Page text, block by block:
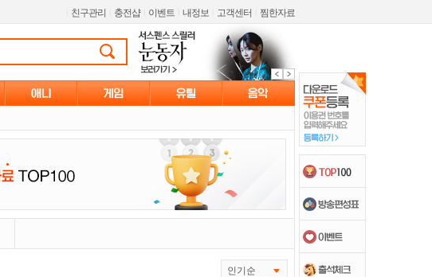
친구관리 충전샵 이벤트 내정보 고객센터 찜한자료
인기순